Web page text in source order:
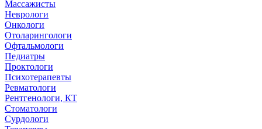
Массажисты
Неврологи
Онкологи
Отоларингологи
Офтальмологи
Педиатры
Проктологи
Психотерапевты
Ревматологи
Рентгенологи, КТ
Стоматологи
Сурдологи